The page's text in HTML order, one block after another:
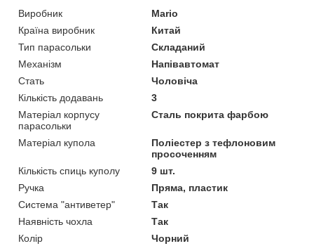
Виробник
Mario
Країна виробник
Китай
Тип парасольки
Складаний
Механізм
Напівавтомат
Стать
Чоловіча
Кількість додавань
3
Матеріал корпусу
парасольки
Сталь покрита фарбою
Матеріал купола
Поліестер з тефлоновим
просоченням
Кількість спиць куполу
9 шт.
Ручка
Пряма, пластик
Система "антиветер"
Так
Наявність чохла
Так
Колір
Чорний